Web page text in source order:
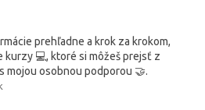
prehľadne a krok za krokom,
kurzy 💻, ktoré si môžeš prejsť z
mojou osobnou podporou 🤝.